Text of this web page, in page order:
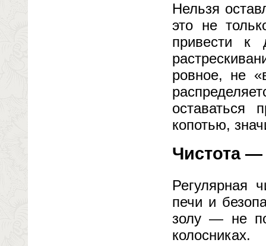
Нельзя
это не
привести к
ровное, не
оставаться
копотью,
Чистота —
Регулярная
печи и
золу — не